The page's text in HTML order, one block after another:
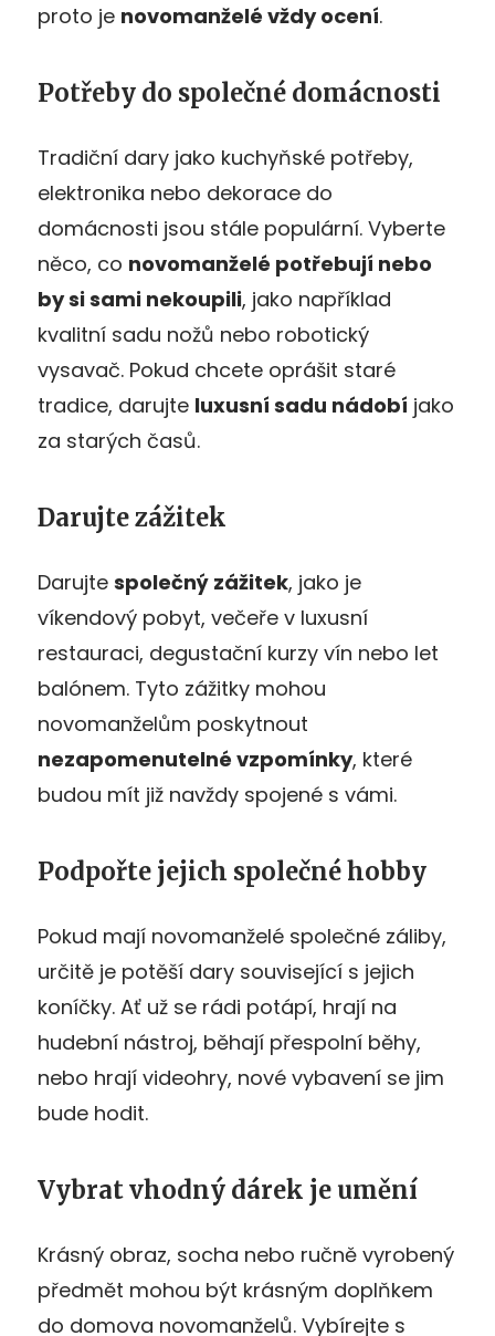
proto je novomanželé vždy ocení.
Potřeby do společné domácnosti
Tradiční dary jako kuchyňské potřeby,
elektronika nebo dekorace do
domácnosti jsou stále populární. Vyberte
něco, co novomanželé potřebují nebo
by si sami nekoupili, jako například
kvalitní sadu nožů nebo robotický
vysavač. Pokud chcete oprášit staré
tradice, darujte luxusní sadu nádobí jako
za starých časů.
Darujte zážitek
Darujte společný zážitek, jako je
víkendový pobyt, večeře v luxusní
restauraci, degustační kurzy vín nebo let
balónem. Tyto zážitky mohou
novomanželům poskytnout
nezapomenutelné vzpomínky, které
budou mít již navždy spojené s vámi.
Podpořte jejich společné hobby
Pokud mají novomanželé společné záliby,
určitě je potěší dary související s jejich
koníčky. Ať už se rádi potápí, hrají na
hudební nástroj, běhají přespolní běhy,
nebo hrají videohry, nové vybavení se jim
bude hodit.
Vybrat vhodný dárek je umění
Krásný obraz, socha nebo ručně vyrobený
předmět mohou být krásným doplňkem
do domova novomanželů. Vybírejte s